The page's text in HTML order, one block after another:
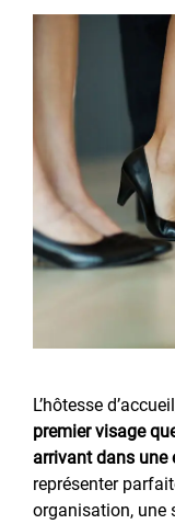
L’hôtesse
premier visage
arrivant dans une
représenter
organisation, une